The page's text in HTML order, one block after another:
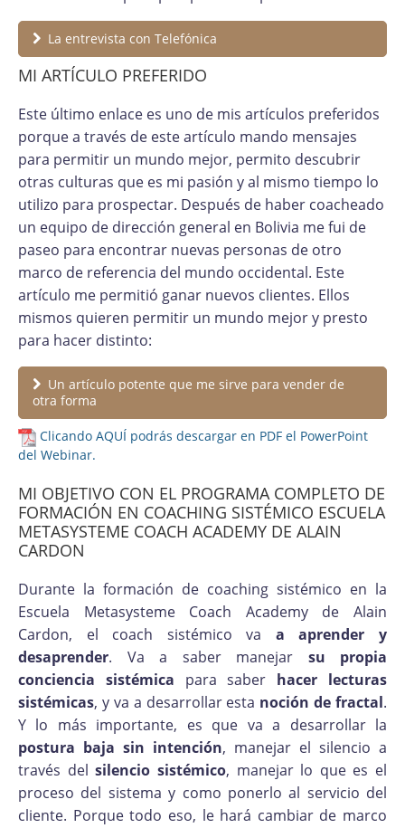
La entrevista con Telefónica
MI ARTÍCULO PREFERIDO
Este último enlace es uno de mis artículos preferidos
porque a través de este artículo mando mensajes
para permitir un mundo mejor, permito descubrir
otras culturas que es mi pasión y al mismo tiempo lo
utilizo para prospectar. Después de haber coacheado
un equipo de dirección general en Bolivia me fui de
paseo para encontrar nuevas personas de otro
marco de referencia del mundo occidental. Este
artículo me permitió ganar nuevos clientes. Ellos
mismos quieren permitir un mundo mejor y presto
para hacer distinto:
Un artículo potente que me sirve para vender de
otra forma
Clicando AQUÍ podrás descargar en PDF el PowerPoint
del Webinar.
MI OBJETIVO CON EL PROGRAMA COMPLETO DE
FORMACIÓN EN COACHING SISTÉMICO ESCUELA
METASYSTEME COACH ACADEMY DE ALAIN
CARDON
Durante la formación de coaching sistémico en la
Escuela Metasysteme Coach Academy de Alain
Cardon, el coach sistémico va a aprender y
desaprender. Va a saber manejar su propia
conciencia sistémica para saber hacer lecturas
sistémicas, y va a desarrollar esta noción de fractal.
Y lo más importante, es que va a desarrollar la
postura baja sin intención, manejar el silencio a
través delsilencio sistémico, manejar lo que es el
proceso del sistema y como ponerlo al servicio del
cliente. Porque todo eso, le hará cambiar de marco